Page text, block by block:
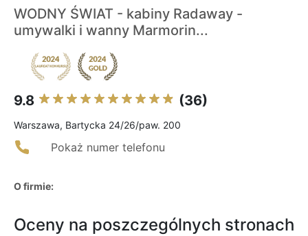
WODNY ŚWIAT - kabiny Radaway -
umywalki i wanny Marmorin...
9.8 (36)
Warszawa, Bartycka 24/26/paw. 200
Pokaż numer telefonu
O firmie:
Oceny na poszczególnych stronach